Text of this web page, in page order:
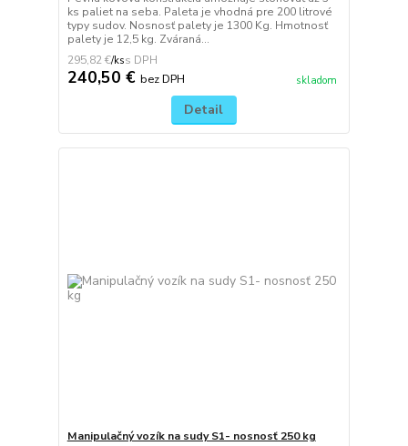
ks paliet na seba. Paleta je vhodná pre 200 litrové
typy sudov. Nosnosť palety je 1300 Kg. Hmotnosť
palety je 12,5 kg. Zváraná...
295,82 €/ks
240,50 € bez DPH skladom
Detail
Manipulačný vozík na sudy S1- nosnosť 250 kg